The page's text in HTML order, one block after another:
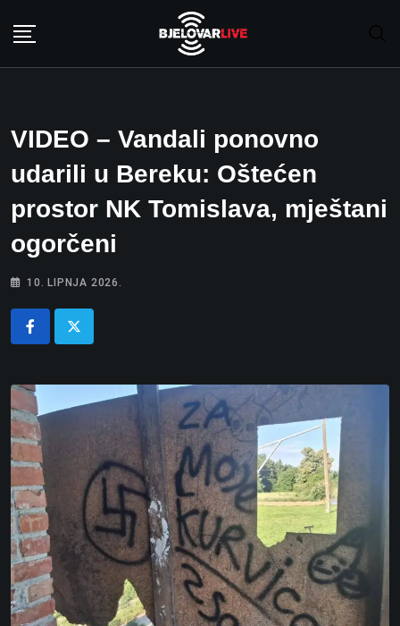
VIDEO – Vandali ponovno
udarili u Bereku: Oštećen
prostor NK Tomislava, mještani
ogorčeni
10. LIPNJA 2026.